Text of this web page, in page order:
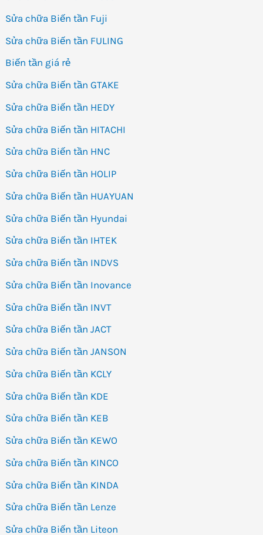
Sửa chữa Biến tần Fuji
Sửa chữa Biến tần FULING
Biến tần giá rẻ
Sửa chữa Biến tần GTAKE
Sửa chữa Biến tần HEDY
Sửa chữa Biến tần HITACHI
Sửa chữa Biến tần HNC
Sửa chữa Biến tần HOLIP
Sửa chữa Biến tần HUAYUAN
Sửa chữa Biến tần Hyundai
Sửa chữa Biến tần IHTEK
Sửa chữa Biến tần INDVS
Sửa chữa Biến tần Inovance
Sửa chữa Biến tần INVT
Sửa chữa Biến tần JACT
Sửa chữa Biến tần JANSON
Sửa chữa Biến tần KCLY
Sửa chữa Biến tần KDE
Sửa chữa Biến tần KEB
Sửa chữa Biến tần KEWO
Sửa chữa Biến tần KINCO
Sửa chữa Biến tần KINDA
Sửa chữa Biến tần Lenze
Sửa chữa Biến tần Liteon